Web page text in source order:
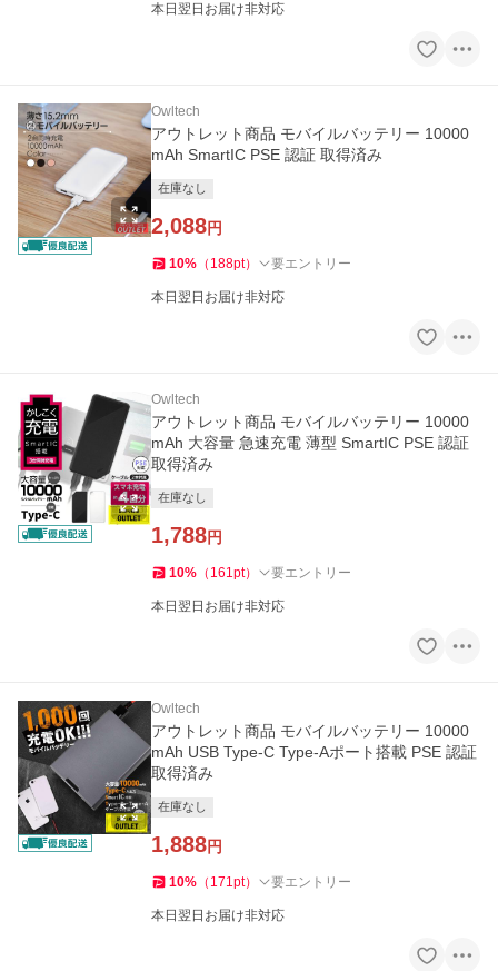
本日翌日お届け非対応
Owltech
アウトレット商品 モバイルバッテリー 10000
mAh SmartIC PSE 認証 取得済み
在庫なし
2,088円
10% （ 188pt） 要エントリー
本日翌日お届け非対応
Owltech
アウトレット商品 モバイルバッテリー 10000
mAh 大容量 急速充電 薄型 SmartIC PSE 認証
取得済み
在庫なし
1,788円
10% （ 161pt） 要エントリー
本日翌日お届け非対応
Owltech
アウトレット商品 モバイルバッテリー 10000
mAh USB Type-C Type-Aポート搭載 PSE 認証
取得済み
在庫なし
1,888円
10% （ 171pt） 要エントリー
本日翌日お届け非対応